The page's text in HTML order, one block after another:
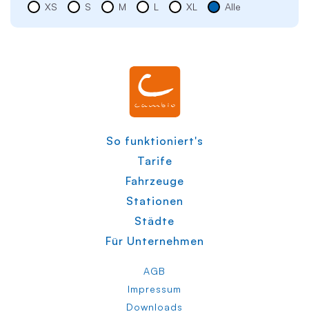
XS S M L XL Alle
So funktioniert's
Tarife
Fahrzeuge
Stationen
Städte
Für Unternehmen
AGB
Impressum
Downloads